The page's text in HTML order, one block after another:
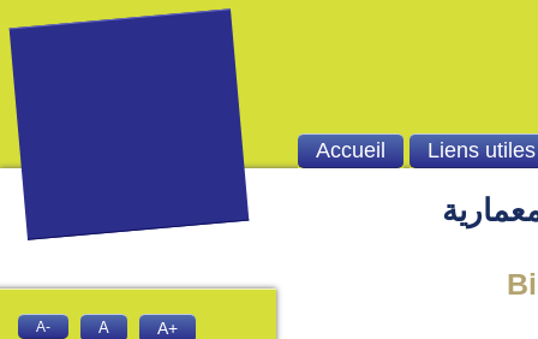
Accueil Liens utiles
A- A A+